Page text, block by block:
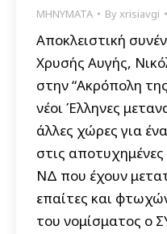
ΜΗΝΥΜΑΤΑ Byxrisiavgi
Αποκλειστική
Χρυσής Αυγής,
στην “Ακρόπολη
νέοι Έλληνες
άλλες χώρες για
στις
ΝΔ που έχουν
επαίτες και
του νομίσματος ο